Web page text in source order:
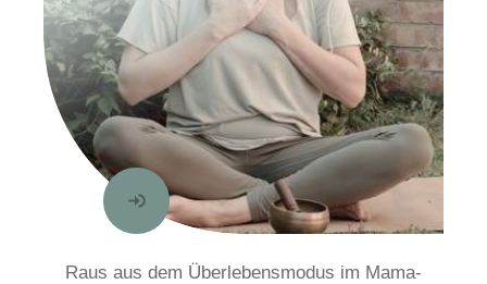
Raus aus dem Überlebensmodus im Mama-